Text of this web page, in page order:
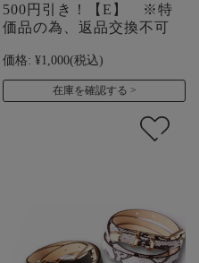
500円引き！【E】 ※特
価品の為、返品交換不可
価格: ¥1,000(税込)
在庫を確認する